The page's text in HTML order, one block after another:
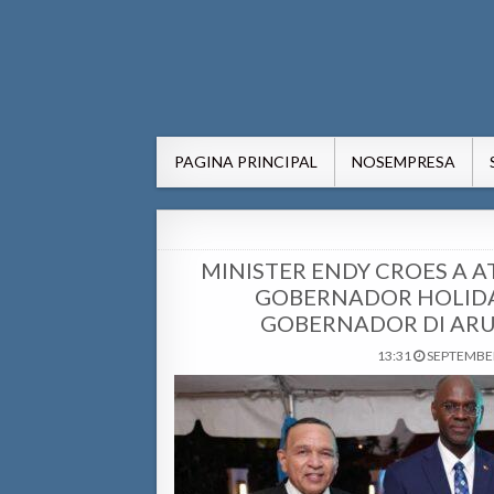
PAGINA PRINCIPAL NOSEMPRESA
MINISTER ENDY CROES A
GOBERNADOR
GOBERNADOR DI
13:31